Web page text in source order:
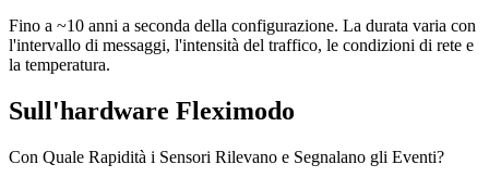
Fino a ~10 anni a seconda della configurazione. La durata varia con
l'intervallo di messaggi, l'intensità del traffico, le condizioni di rete e
la temperatura.
Sull'hardware Fleximodo
Con Quale Rapidità i Sensori Rilevano e Segnalano gli Eventi?